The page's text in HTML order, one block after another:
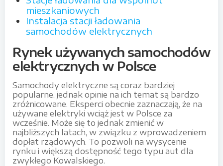
mieszkaniowych
Instalacja stacji ładowania
samochodów elektrycznych
Rynek używanych samochodów
elektrycznych w Polsce
Samochody elektryczne są coraz bardziej
popularne, jednak opinie na ich temat są bardzo
zróżnicowane. Eksperci obecnie zaznaczają, że na
używane elektryki wciąż jest w Polsce za
wcześnie. Może się to jednak zmienić w
najbliższych latach, w związku z wprowadzeniem
dopłat rządowych. To pozwoli na wysycenie
rynku i większą dostępność tego typu aut dla
zwykłego Kowalskiego.